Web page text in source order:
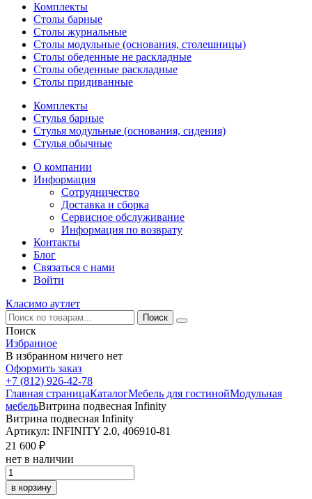
Комплекты
Столы барные
Столы журнальные
Столы модульные (основания, столешницы)
Столы обеденные не раскладные
Столы обеденные раскладные
Столы придиванные
Комплекты
Стулья барные
Стулья модульные (основания, сидения)
Стулья обычные
О компании
Информация
Сотрудничество
Доставка и сборка
Сервисное обслуживание
Информация по возврату
Контакты
Блог
Связаться с нами
Войти
Класимо аутлет
Поиск
Избранное
В избранном ничего нет
Оформить заказ
+7 (812) 926-42-78
Главная страницаКаталогМебель для гостинойМодульная
мебельВитрина подвесная Infinity
Витрина подвесная Infinity
Артикул: INFINITY 2.0, 406910-81
21 600 ₽
нет в наличии
в корзину